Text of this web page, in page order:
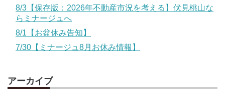
8/3【保存版：2026年不動産市況を考える】伏見桃山な
らミナージュへ
8/1【お盆休み告知】
7/30【ミナージュ8月お休み情報】
アーカイブ